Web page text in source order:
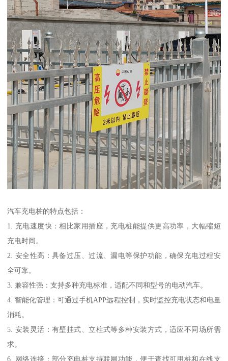
汽车充电桩的特点包括：
1. 充电速度快：相比家用插座，充电桩能提供更高功率，大幅缩短
充电时间。
2. 安全性高：具备过压、过流、漏电等保护功能，确保充电过程安
全可靠。
3. 兼容性强：支持多种充电标准，适配不同和型号的电动汽车。
4. 智能化管理：可通过手机APP远程控制，实时监控充电状态和电量
消耗。
5. 安装灵活：有壁挂式、立柱式等多种安装方式，适应不同场所需
求。
6. 网络连接：部分充电桩支持联网功能，便于查找可用桩和在线支